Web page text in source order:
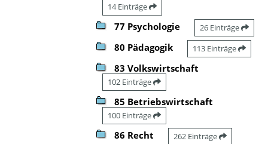
14 Einträge
77 Psychologie 26 Einträge
80 Pädagogik 113 Einträge
83 Volkswirtschaft
102 Einträge
85 Betriebswirtschaft
100 Einträge
86 Recht 262 Einträge